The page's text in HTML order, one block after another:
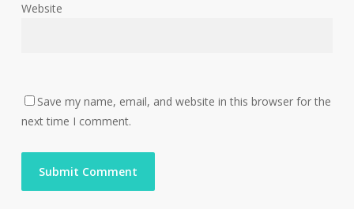
Website
Save my name, email, and website in this browser for the
next time I comment.